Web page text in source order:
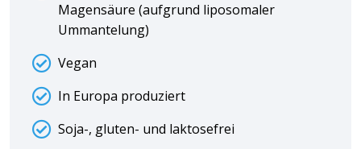
Magensäure (aufgrund liposomaler
Ummantelung)
Vegan
In Europa produziert
Soja-, gluten- und laktosefrei